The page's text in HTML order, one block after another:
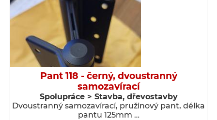
Pant 118 - černý, dvoustranný
samozavírací
Spolupráce > Stavba, dřevostavby
Dvoustranný samozavírací, pružinový pant, délka
pantu 125mm …